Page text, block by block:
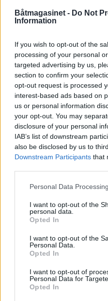
Båtmagasinet - Do Not
Information
If you wish to opt-out of the
processing of your personal
targeted advertising by us,
section to confirm your
opt-out request is processed
interest-based ads based on
us or personal information
your opt-out. You may
disclosure of your personal
IAB’s list of downstream
also be disclosed by us to
Downstream Participants that
Personal Data
I want to opt-out of the
personal data.
Opted In
I want to opt-out of the
Personal Data.
Opted In
I want to opt-out of
Personal Data for
Opted In
produksjonen flyttet
montasje og
Telemark.
Ifølge Nedre
Polarboat AS og
AS samlet gjeld på i
millioner kroner.
Blant kreditorene
Forlag, Innovasjon
revisjonsselskapet
og
Regnskap for 2013
millioner og over to